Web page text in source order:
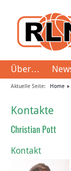
Über…
Aktuelle Seite: Home
Kontakte
Christian Pott
Kontakt